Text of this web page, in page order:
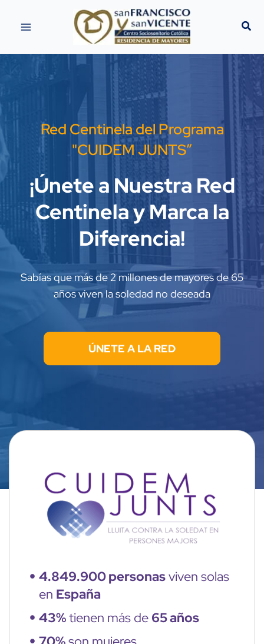
Red Centinela del Programa
"CUIDEM JUNTS”
¡Únete a Nuestra Red
Centinela y Marca la
Diferencia!
Sabías que más de 2 millones de mayores de 65
años viven la soledad no deseada
ÚNETE A LA RED
4.849.900 personasviven solas
en España
43%tienen más de 65 años